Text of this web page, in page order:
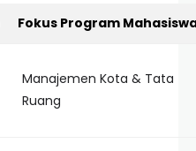
Fokus Program
Manajemen Kota & Tata
Ruang